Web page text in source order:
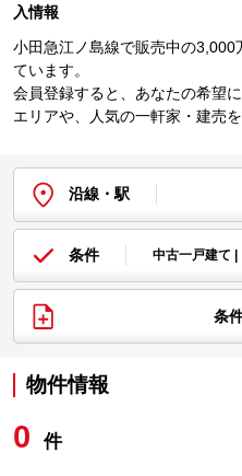
入情報
小田急江ノ島線で販売中の3,000
ています。
会員登録すると、あなたの希望
エリアや、人気の一軒家・建売を
沿線・駅
条件 中古一戸建て
条
物件情報
0 件